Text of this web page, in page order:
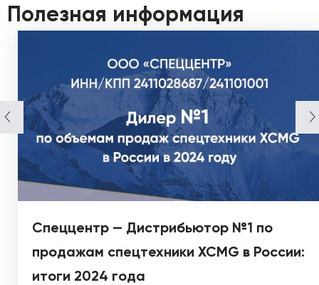
Полезная информация
Спеццентр — Дистрибьютор №1 по
продажам спецтехники XCMG в России:
итоги 2024 года